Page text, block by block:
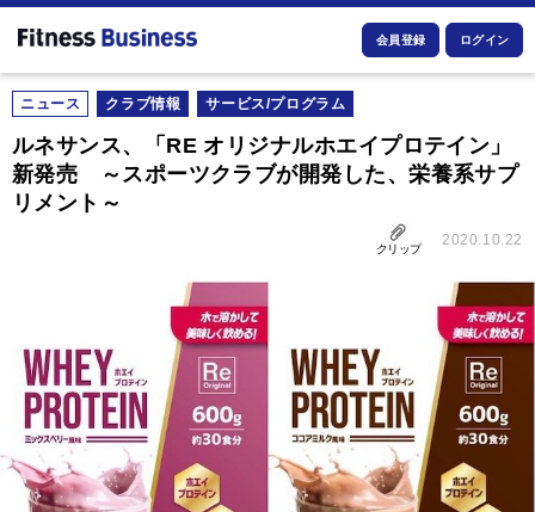
会員登録 ログイン
ニュース クラブ情報 サービス/プログラム
ルネサンス、「RE オリジナルホエイプロテイン」
新発売 ～スポーツクラブが開発した、栄養系サプ
リメント～
クリップ
2020.10.22